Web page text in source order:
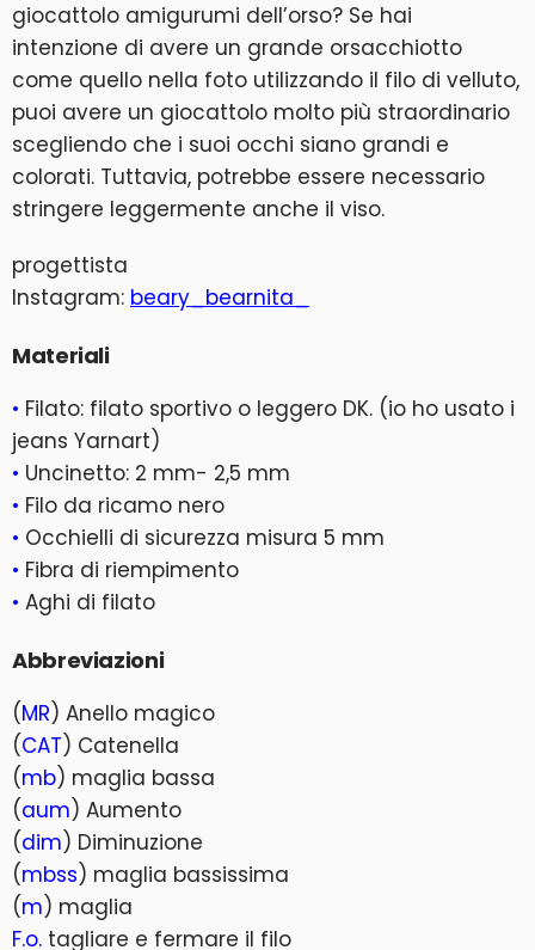
giocattolo amigurumi dell’orso? Se hai
intenzione di avere un grande orsacchiotto
come quello nella foto utilizzando il filo di velluto,
puoi avere un giocattolo molto più straordinario
scegliendo che i suoi occhi siano grandi e
colorati. Tuttavia, potrebbe essere necessario
stringere leggermente anche il viso.
progettista
Instagram: beary_bearnita_
Materiali
• Filato: filato sportivo o leggero DK. (io ho usato i
jeans Yarnart)
• Uncinetto: 2 mm- 2,5 mm
• Filo da ricamo nero
• Occhielli di sicurezza misura 5 mm
• Fibra di riempimento
• Aghi di filato
Abbreviazioni
(MR) Anello magico
(CAT) Catenella
(mb) maglia bassa
(aum) Aumento
(dim) Diminuzione
(mbss) maglia bassissima
(m) maglia
F.o. tagliare e fermare il filo